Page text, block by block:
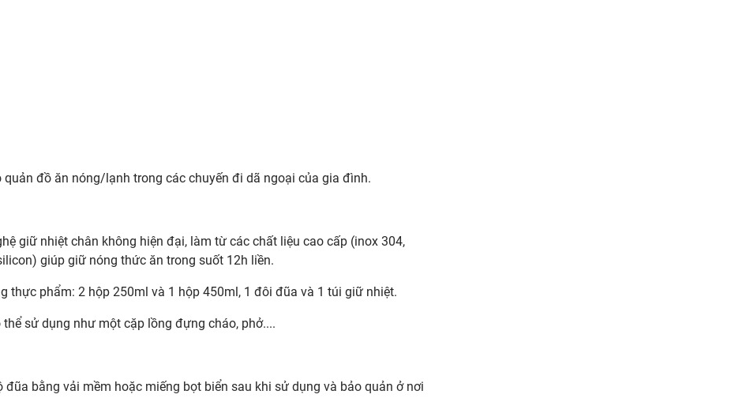
đồ ăn nóng/lạnh trong các chuyến đi dã ngoại của gia đình.
giữ nhiệt chân không hiện đại, làm từ các chất liệu cao cấp (inox 304,
giúp giữ nóng thức ăn trong suốt 12h liền.
thực phẩm: 2 hộp 250ml và 1 hộp 450ml, 1 đôi đũa và 1 túi giữ nhiệt.
sử dụng như một cặp lồng đựng cháo, phở....
bằng vải mềm hoặc miếng bọt biển sau khi sử dụng và bảo quản ở nơi